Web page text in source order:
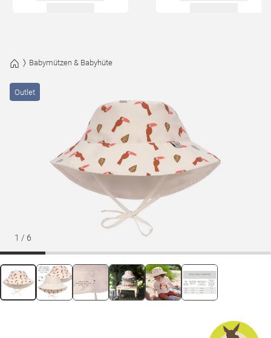
Babymützen & Babyhüte
1 / 6
Outlet